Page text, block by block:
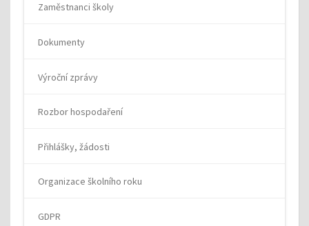
Zaměstnanci školy
Dokumenty
Výroční zprávy
Rozbor hospodaření
Přihlášky, žádosti
Organizace školního roku
GDPR